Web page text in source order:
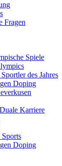
Fragen
Spiele
des Jahres
Doping
Karriere
Sports
Doping